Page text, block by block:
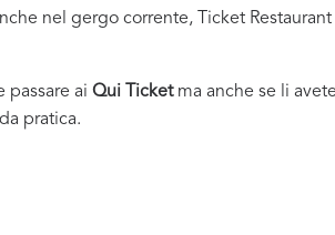
nel gergo corrente, Ticket
passare ai Qui Ticketma anche se li
pratica.